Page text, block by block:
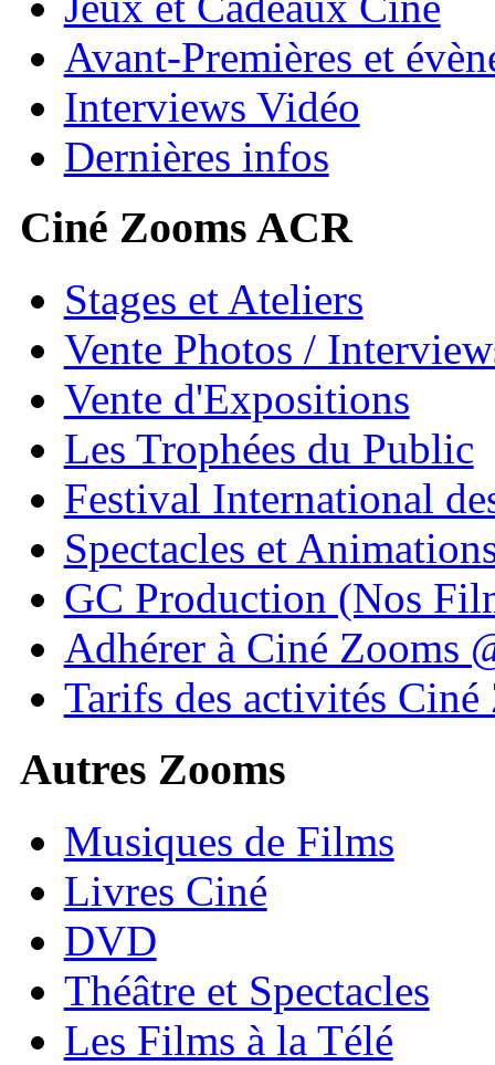
Avant-Premières et
Interviews Vidéo
Dernières infos
Ciné Zooms ACR
Stages et Ateliers
Vente Photos /
Vente d'Expositions
Les Trophées du Public
Festival International
Spectacles et
GC Production (Nos
Adhérer à Ciné Zooms
Tarifs des activités Ciné
Autres Zooms
Musiques de Films
Livres Ciné
DVD
Théâtre et Spectacles
Les Films à la Télé